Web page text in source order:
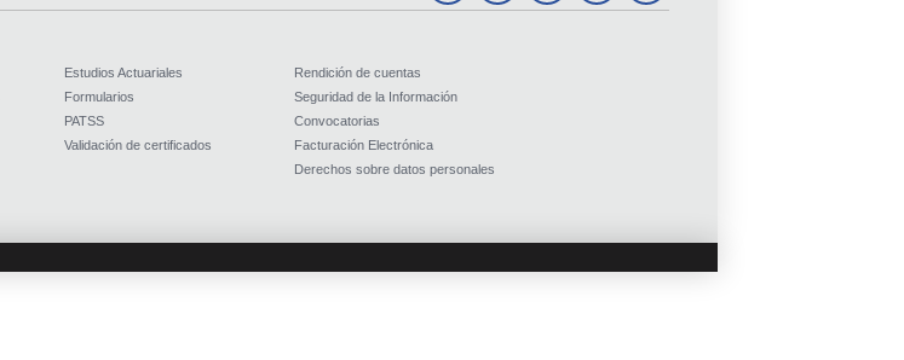
Estudios Actuariales
Formularios
PATSS
Validación de certificados
Rendición de cuentas
Seguridad de la Información
Convocatorias
Facturación Electrónica
Derechos sobre datos personales